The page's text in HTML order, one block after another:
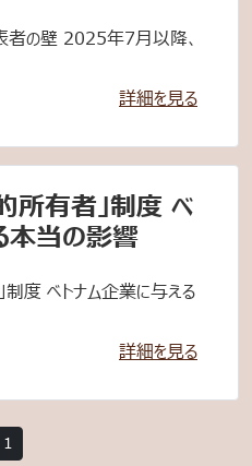
の壁 2025年7月以降、
詳細を見る
所有者」制度 ベ
本当の影響
度 ベトナム企業に与える
詳細を見る
1